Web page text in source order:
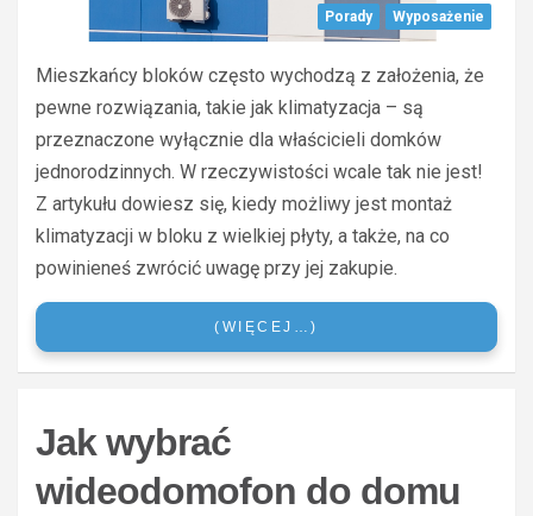
Porady Wyposażenie
Mieszkańcy bloków często wychodzą z założenia, że
pewne rozwiązania, takie jak klimatyzacja – są
przeznaczone wyłącznie dla właścicieli domków
jednorodzinnych. W rzeczywistości wcale tak nie jest!
Z artykułu dowiesz się, kiedy możliwy jest montaż
klimatyzacji w bloku z wielkiej płyty, a także, na co
powinieneś zwrócić uwagę przy jej zakupie.
(WIĘCEJ…)
Jak wybrać
wideodomofon do domu